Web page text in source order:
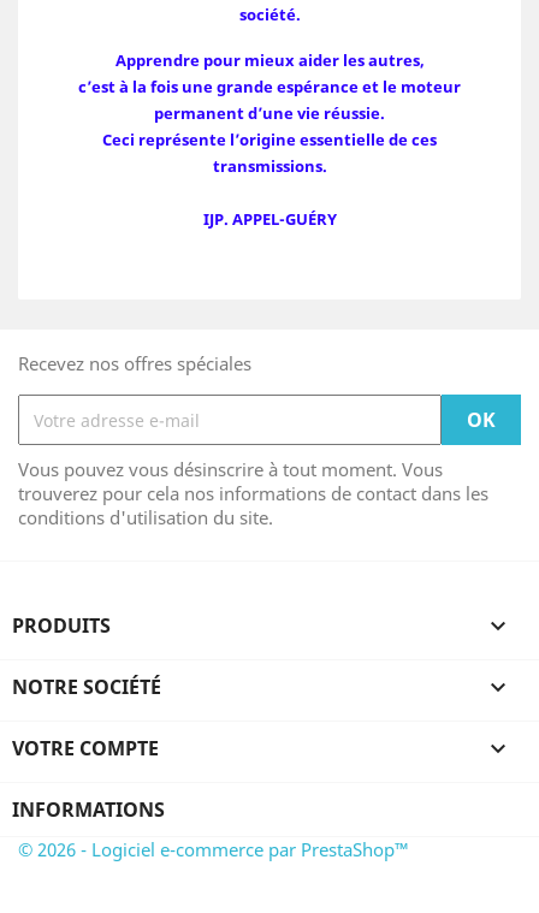
société.
Apprendre pour mieux aider les autres,
c’est à la fois une grande espérance et le moteur
permanent d’une vie réussie.
Ceci représente l’origine essentielle de ces
transmissions.
IJP. APPEL-GUÉRY
Recevez nos offres spéciales
Vous pouvez vous désinscrire à tout moment. Vous
trouverez pour cela nos informations de contact dans les
conditions d'utilisation du site.
PRODUITS 
NOTRE SOCIÉTÉ 
VOTRE COMPTE 
INFORMATIONS
© 2026 - Logiciel e-commerce par PrestaShop™